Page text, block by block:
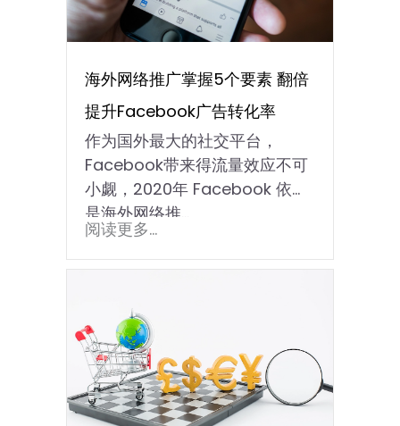
海外网络推广掌握5个要素 翻倍
提升Facebook广告转化率
作为国外最大的社交平台，
Facebook带来得流量效应不可
小觑，2020年 Facebook 依旧
是海外网络推...
阅读更多...